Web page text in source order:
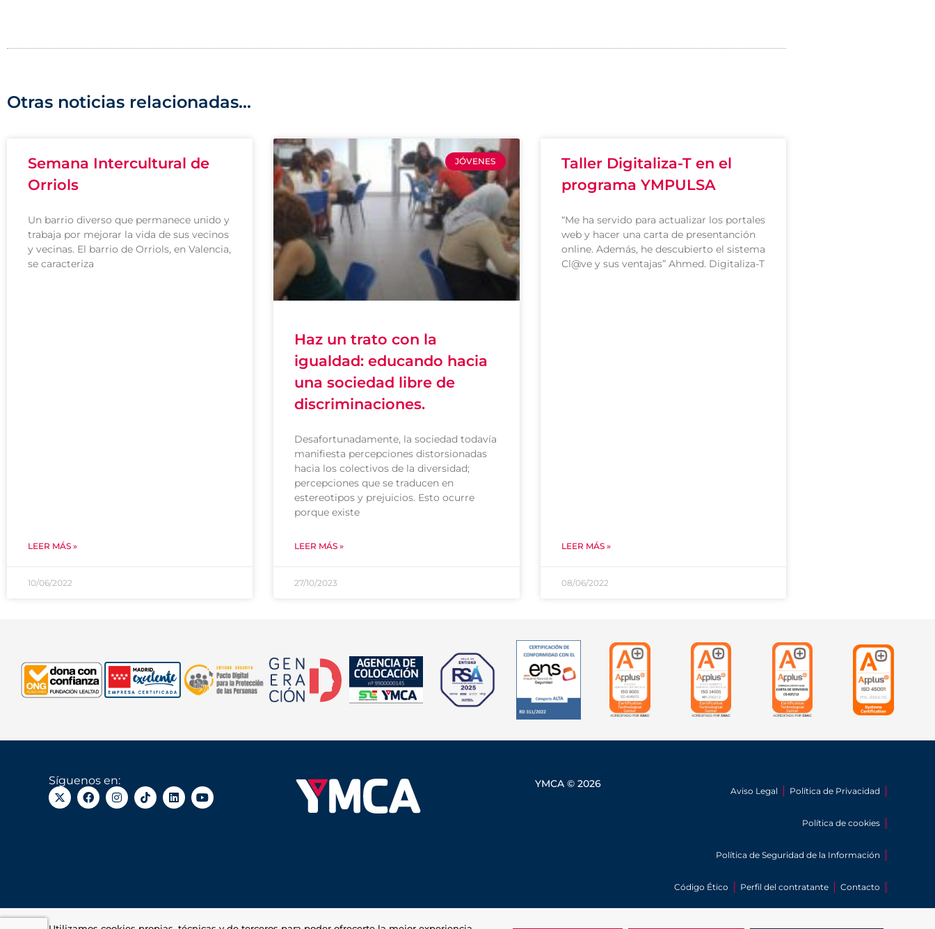
Otras noticias relacionadas...
Semana Intercultural de
Orriols
Un barrio diverso que permanece unido y
trabaja por mejorar la vida de sus vecinos
y vecinas. El barrio de Orriols, en Valencia,
se caracteriza
LEER MÁS »
10/06/2022
JÓVENES
Haz un trato con la
igualdad: educando hacia
una sociedad libre de
discriminaciones.
Desafortunadamente, la sociedad todavía
manifiesta percepciones distorsionadas
hacia los colectivos de la diversidad;
percepciones que se traducen en
estereotipos y prejuicios. Esto ocurre
porque existe
LEER MÁS »
27/10/2023
Taller Digitaliza-T en el
programa YMPULSA
“Me ha servido para actualizar los portales
web y hacer una carta de presentanción
online. Además, he descubierto el sistema
Cl@ve y sus ventajas” Ahmed. Digitaliza-T
LEER MÁS »
08/06/2022
Síguenos en: YMCA © 2026
Aviso Legal Política de Privacidad
Política de cookies
Política de Seguridad de la Información
Código Ético Perfil del contratante Contacto